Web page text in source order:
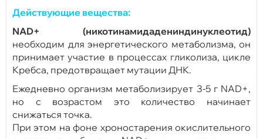
Действующие вещества:
NAD+ (никотинамидадениндинуклеотид)
необходим для энергетического метаболизма, он
принимает участие в процессах гликолиза, цикле
Кребса, предотвращает мутации ДНК.
Ежедневно организм метаболизирует 3-5 г NAD+,
но с возрастом это количество начинает
снижаться точка.
При этом на фоне хроностарения окислительного